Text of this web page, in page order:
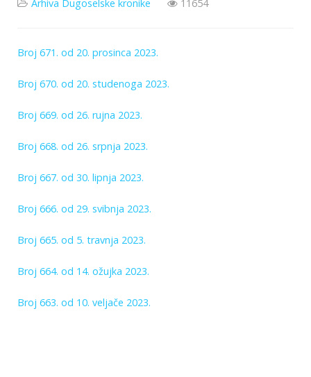
Arhiva Dugoselske kronike 11654
Broj 671. od 20. prosinca 2023.
Broj 670. od 20. studenoga 2023.
Broj 669. od 26. rujna 2023.
Broj 668. od 26. srpnja 2023.
Broj 667. od 30. lipnja 2023.
Broj 666. od 29. svibnja 2023.
Broj 665. od 5. travnja 2023.
Broj 664. od 14. ožujka 2023.
Broj 663. od 10. veljače 2023.